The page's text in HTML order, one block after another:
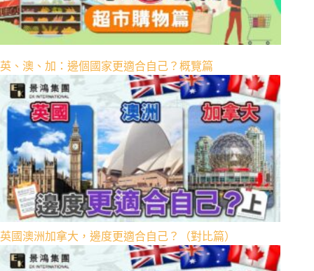
英、澳、加：邊個國家更適合自己？概覽篇
英國澳洲加拿大，邊度更適合自己？（對比篇）